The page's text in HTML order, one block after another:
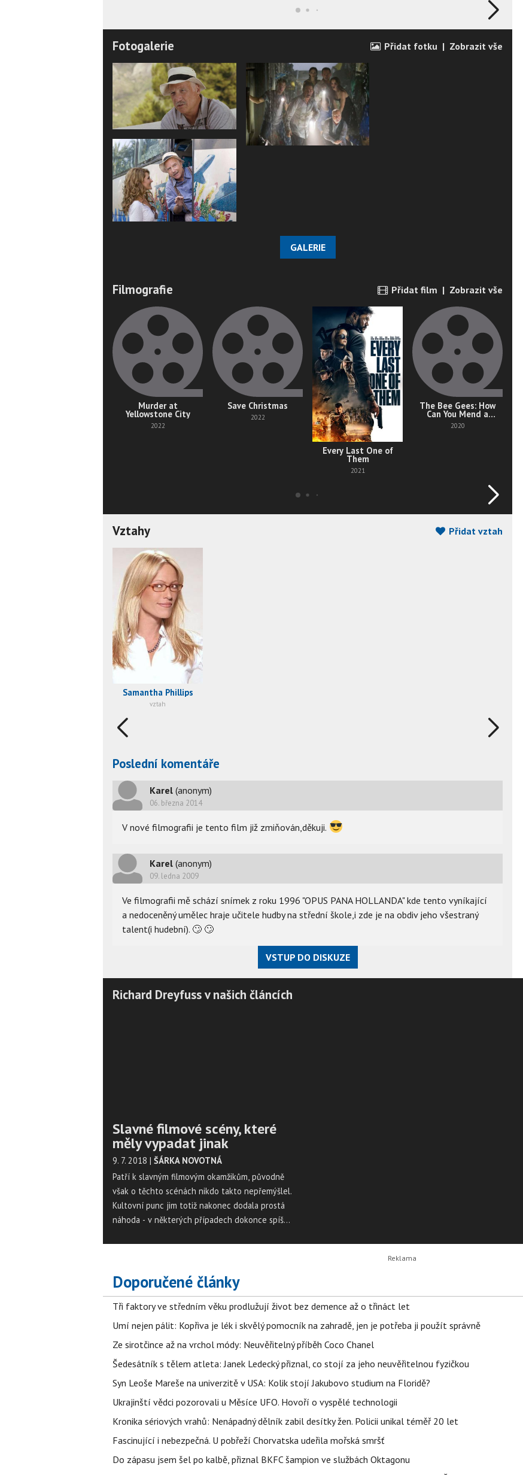
Fotogalerie Přidat fotku | Zobrazit vše
GALERIE
Filmografie Přidat film | Zobrazit vše
Murder at
Yellowstone City
2022
Save Christmas
2022
Every Last One of
Them
2021
The Bee Gees: How
Can You Mend a
Broken Heart
2020
Vztahy Přidat vztah
Samantha Phillips
vztah
Poslední komentáře
Karel (anonym)
06. března 2014
V nové filmografii je tento film již zmiňován,děkuji.
Karel (anonym)
09. ledna 2009
Ve filmografii mě schází snímek z roku 1996 "OPUS PANA HOLLANDA" kde tento vyníkající
a nedoceněný umělec hraje učitele hudby na střední škole,i zde je na obdiv jeho všestraný
talent(i hudební). 🙄 🙄
VSTUP DO DISKUZE
Richard Dreyfuss v našich článcích
Slavné filmové scény, které
měly vypadat jinak
9. 7. 2018 | ŠÁRKA NOVOTNÁ
Patří k slavným filmovým okamžikům, původně
však o těchto scénách nikdo takto nepřemýšlel.
Kultovní punc jim totiž nakonec dodala prostá
náhoda - v některých případech dokonce spíš
Doporučené články
Tři faktory ve středním věku prodlužují život bez demence až o třináct let
Umí nejen pálit: Kopřiva je lék i skvělý pomocník na zahradě, jen je potřeba ji použít správně
Ze sirotčince až na vrchol módy: Neuvěřitelný příběh Coco Chanel
Šedesátník s tělem atleta: Janek Ledecký přiznal, co stojí za jeho neuvěřitelnou fyzičkou
Syn Leoše Mareše na univerzitě v USA: Kolik stojí Jakubovo studium na Floridě?
Ukrajinští vědci pozorovali u Měsíce UFO. Hovoří o vyspělé technologii
Kronika sériových vrahů: Nenápadný dělník zabil desítky žen. Policii unikal téměř 20 let
Fascinující i nebezpečná. U pobřeží Chorvatska udeřila mořská smršť
Do zápasu jsem šel po kalbě, přiznal BKFC šampion ve službách Oktagonu